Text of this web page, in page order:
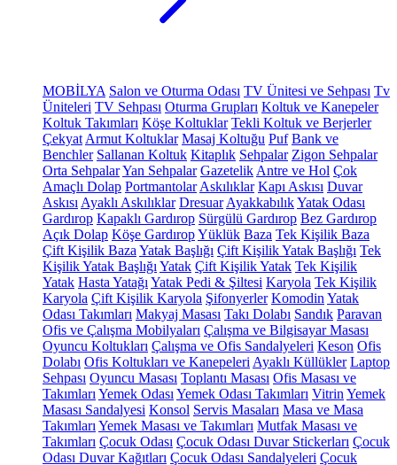
MOBİLYA Salon ve Oturma Odası TV Ünitesi ve Sehpası Tv
Üniteleri TV Sehpası Oturma Grupları Koltuk ve Kanepeler
Koltuk Takımları Köşe Koltuklar Tekli Koltuk ve Berjerler
Çekyat Armut Koltuklar Masaj Koltuğu Puf Bank ve
Benchler Sallanan Koltuk Kitaplık Sehpalar Zigon Sehpalar
Orta SehpalarYan Sehpalar Gazetelik Antre ve Hol Çok
Amaçlı Dolap Portmantolar Askılıklar Kapı Askısı Duvar
Askısı Ayaklı Askılıklar Dresuar AyakkabılıkYatak Odası
Gardırop Kapaklı Gardırop Sürgülü Gardırop Bez Gardırop
Açık Dolap Köşe GardıropYüklük Baza Tek Kişilik Baza
Çift Kişilik Baza Yatak Başlığı Çift Kişilik Yatak Başlığı Tek
Kişilik Yatak Başlığı Yatak Çift Kişilik Yatak Tek Kişilik
Yatak Hasta Yatağı Yatak Pedi & Şiltesi Karyola Tek Kişilik
Karyola Çift Kişilik Karyola Şifonyerler Komodin Yatak
Odası Takımları Makyaj Masası Takı Dolabı Sandık Paravan
Ofis ve Çalışma Mobilyaları Çalışma ve Bilgisayar Masası
Oyuncu Koltukları Çalışma ve Ofis Sandalyeleri Keson Ofis
Dolabı Ofis Koltukları ve Kanepeleri Ayaklı Küllükler Laptop
Sehpası Oyuncu Masası Toplantı Masası Ofis Masası ve
Takımları Yemek Odası Yemek Odası Takımları Vitrin Yemek
Masası Sandalyesi Konsol Servis Masaları Masa ve Masa
Takımları Yemek Masası ve Takımları Mutfak Masası ve
Takımları Çocuk Odası Çocuk Odası Duvar Stickerları Çocuk
Odası Duvar Kağıtları Çocuk Odası Sandalyeleri Çocuk